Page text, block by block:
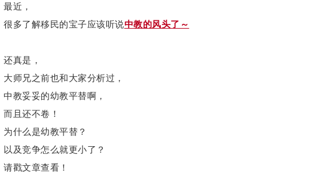
最近，
很多了解移民的宝子应该听说中教的风头了～
还真是，
大师兄之前也和大家分析过，
中教妥妥的幼教平替啊，
而且还不卷！
为什么是幼教平替？
以及竞争怎么就更小了？
请戳文章查看！